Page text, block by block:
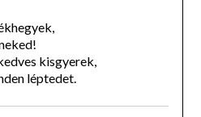
kisgyerek,
léptedet.